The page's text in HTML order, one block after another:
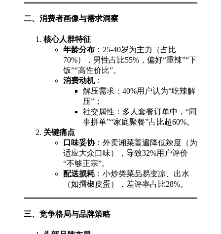
二、消费者画像与需求洞察
核心人群特征
年龄分布 ：25-40岁为主力（占比
70%），男性占比55%，偏好“重辣”“下
饭”“高性价比”。
消费动机：
解压需求：40%用户认为“吃辣解
压”；
社交属性：多人套餐订单中，“同
事拼单”“家庭聚餐”占比超60%。
关键痛点
口味妥协：外卖湘菜普遍降低辣度（为
适应大众口味），导致32%用户评价
“不够正宗”。
配送损耗 ：小炒类菜品易变凉、出水
（如擂椒皮蛋），差评率占比28%。
三、竞争格局与品牌策略